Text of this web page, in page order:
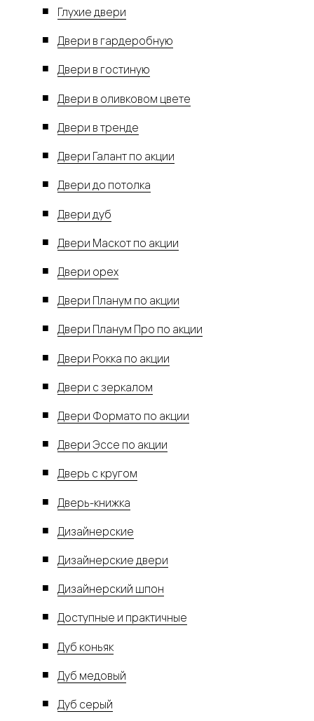
Глухие двери
Двери в гардеробную
Двери в гостиную
Двери в оливковом цвете
Двери в тренде
Двери Галант по акции
Двери до потолка
Двери дуб
Двери Маскот по акции
Двери орех
Двери Планум по акции
Двери Планум Про по акции
Двери Рокка по акции
Двери с зеркалом
Двери Формато по акции
Двери Эссе по акции
Дверь с кругом
Дверь-книжка
Дизайнерские
Дизайнерские двери
Дизайнерский шпон
Доступные и практичные
Дуб коньяк
Дуб медовый
Дуб серый